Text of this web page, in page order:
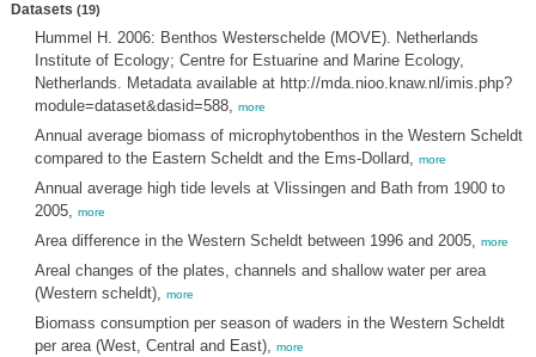
Datasets (19)
Hummel H. 2006: Benthos Westerschelde (MOVE). Netherlands
Institute of Ecology; Centre for Estuarine and Marine Ecology,
Netherlands. Metadata available at http://mda.nioo.knaw.nl/imis.php?
module=dataset&dasid=588, more
Annual average biomass of microphytobenthos in the Western Scheldt
compared to the Eastern Scheldt and the Ems-Dollard, more
Annual average high tide levels at Vlissingen and Bath from 1900 to
2005, more
Area difference in the Western Scheldt between 1996 and 2005, more
Areal changes of the plates, channels and shallow water per area
(Western scheldt), more
Biomass consumption per season of waders in the Western Scheldt
per area (West, Central and East), more